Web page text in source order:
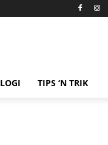
TIPS ‘N TRIK